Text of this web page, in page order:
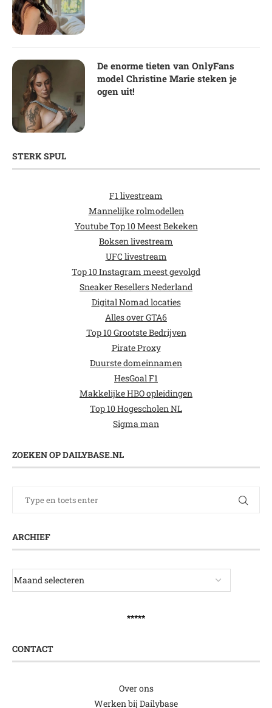
De enorme tieten van OnlyFans
model Christine Marie steken je
ogen uit!
STERK SPUL
F1 livestream
Mannelijke rolmodellen
Youtube Top 10 Meest Bekeken
Boksen livestream
UFC livestream
Top 10 Instagram meest gevolgd
Sneaker Resellers Nederland
Digital Nomad locaties
Alles over GTA6
Top 10 Grootste Bedrijven
Pirate Proxy
Duurste domeinnamen
HesGoal F1
Makkelijke HBO opleidingen
Top 10 Hogescholen NL
Sigma man
ZOEKEN OP DAILYBASE.NL
ARCHIEF
*****
CONTACT
Over ons
Werken bij Dailybase